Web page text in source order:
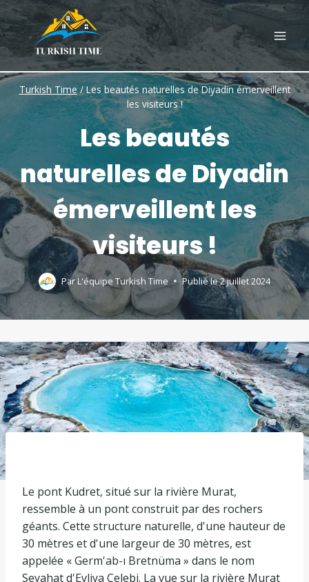
Skip
to
content
Turkish Time / Les beautés naturelles de Diyadin émerveillent
les visiteurs !
Les beautés
naturelles de Diyadin
émerveillent les
visiteurs !
Par L'équipe Turkish Time Publié le2 juillet 2024
Le pont Kudret, situé sur la rivière Murat,
ressemble à un pont construit par des rochers
géants. Cette structure naturelle, d'une hauteur de
30 mètres et d'une largeur de 30 mètres, est
appelée « Germ'ab-ı Bretnüma » dans le nom
Seyahat d'Evliya Çelebi. La vue sur la rivière Murat